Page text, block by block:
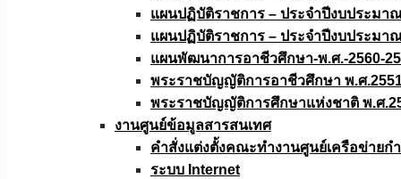
แผนปฏิบัติราชการ – ประจำปีงบประมา
แผนปฏิบัติราชการ – ประจำปีงบประมา
แผนพัฒนาการอาชีวศึกษา-พ.ศ.-2560-
พระราชบัญญัติการอาชีวศึกษา พ.ศ
พระราชบัญญัติการศึกษาแห่งชาติ พ.ศ
งานศูนย์ข้อมูลสารสนเทศ
คำสั่งแต่งตั้งคณะทำงานศูนย์เครือข่าย
ระบบ Internet